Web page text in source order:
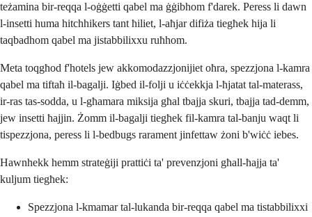
teżamina bir-reqqa l-oġġetti qabel ma ġġibhom f'darek. Peress li dawn
l-insetti huma hitchhikers tant ħiliet, l-aħjar difiża tiegħek hija li
taqbadhom qabel ma jistabbilixxu ruħhom.
Meta toqgħod f'hotels jew akkomodazzjonijiet oħra, spezzjona l-kamra
qabel ma tiftaħ il-bagalji. Iġbed il-folji u iċċekkja l-ħjatat tal-materass,
ir-ras tas-sodda, u l-għamara miksija għal tbajja skuri, tbajja tad-demm,
jew insetti ħajjin. Żomm il-bagalji tiegħek fil-kamra tal-banju waqt li
tispezzjona, peress li l-bedbugs rarament jinfettaw żoni b'wiċċ iebes.
Hawnhekk hemm strateġiji prattiċi ta' prevenzjoni għall-ħajja ta'
kuljum tiegħek:
Spezzjona l-kmamar tal-lukanda bir-reqqa qabel ma tistabbilixxi